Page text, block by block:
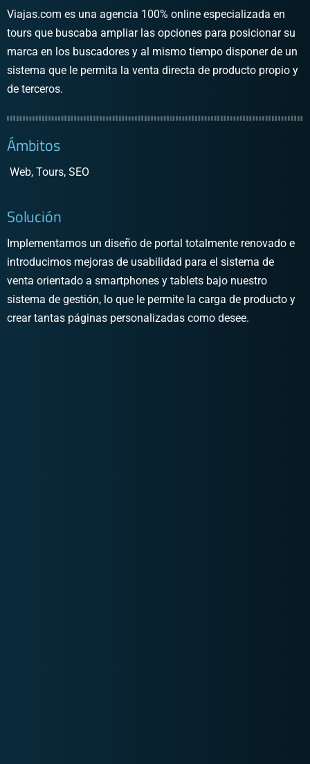
Viajas.com es una agencia 100% online especializada en
tours que buscaba ampliar las opciones para posicionar su
marca en los buscadores y al mismo tiempo disponer de un
sistema que le permita la venta directa de producto propio y
de terceros.
Ámbitos
Web, Tours, SEO
Solución
Implementamos un diseño de portal totalmente renovado e
introducimos mejoras de usabilidad para el sistema de
venta orientado a smartphones y tablets bajo nuestro
sistema de gestión, lo que le permite la carga de producto y
crear tantas páginas personalizadas como desee.